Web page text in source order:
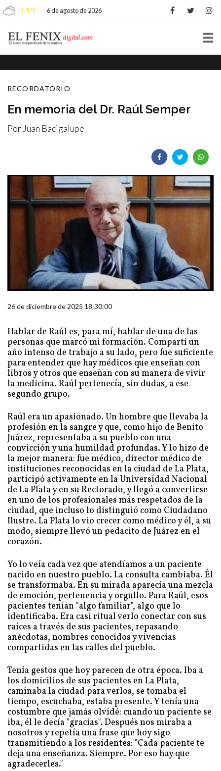
1.5 ºC 6 de agosto de 2026
RECORDATORIO
En memoria del Dr. Raúl Semper
Por Juan Bacigalupe
26 de diciembre de 2025 18:30:00
Hablar de Raúl es, para mí, hablar de una de las
personas que marcó mi formación. Compartí un
año intenso de trabajo a su lado, pero fue suficiente
para entender que hay médicos que enseñan con
libros y otros que enseñan con su manera de vivir
la medicina. Raúl pertenecía, sin dudas, a ese
segundo grupo.
Raúl era un apasionado. Un hombre que llevaba la
profesión en la sangre y que, como hijo de Benito
Juárez, representaba a su pueblo con una
convicción y una humildad profundas. Y lo hizo de
la mejor manera: fue médico, director médico de
instituciones reconocidas en la ciudad de La Plata,
participó activamente en la Universidad Nacional
de La Plata y en su Rectorado, y llegó a convertirse
en uno de los profesionales más respetados de la
ciudad, que incluso lo distinguió como Ciudadano
Ilustre. La Plata lo vio crecer como médico y él, a su
modo, siempre llevó un pedacito de Juárez en el
corazón.
Yo lo veía cada vez que atendíamos a un paciente
nacido en nuestro pueblo. La consulta cambiaba. Él
se transformaba. En su mirada aparecía una mezcla
de emoción, pertenencia y orgullo. Para Raúl, esos
pacientes tenían "algo familiar", algo que lo
identificaba. Era casi ritual verlo conectar con sus
raíces a través de sus pacientes, repasando
anécdotas, nombres conocidos y vivencias
compartidas en las calles del pueblo.
Tenía gestos que hoy parecen de otra época. Iba a
los domicilios de sus pacientes en La Plata,
caminaba la ciudad para verlos, se tomaba el
tiempo, escuchaba, estaba presente. Y tenía una
costumbre que jamás olvidé: cuando un paciente se
iba, él le decía "gracias". Después nos miraba a
nosotros y repetía una frase que hoy sigo
transmitiendo a los residentes: "Cada paciente te
deja una enseñanza. Siempre. Por eso hay que
agradecerles."